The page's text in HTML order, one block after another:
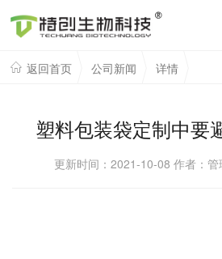
返回首页 公司新闻 详情
塑料包装袋定制中要
更新时间：2021-10-08 作者：管